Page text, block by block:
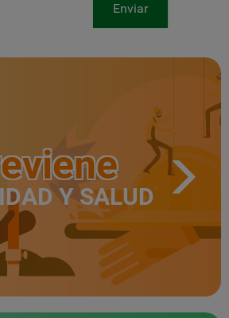
Enviar
Y SALUD